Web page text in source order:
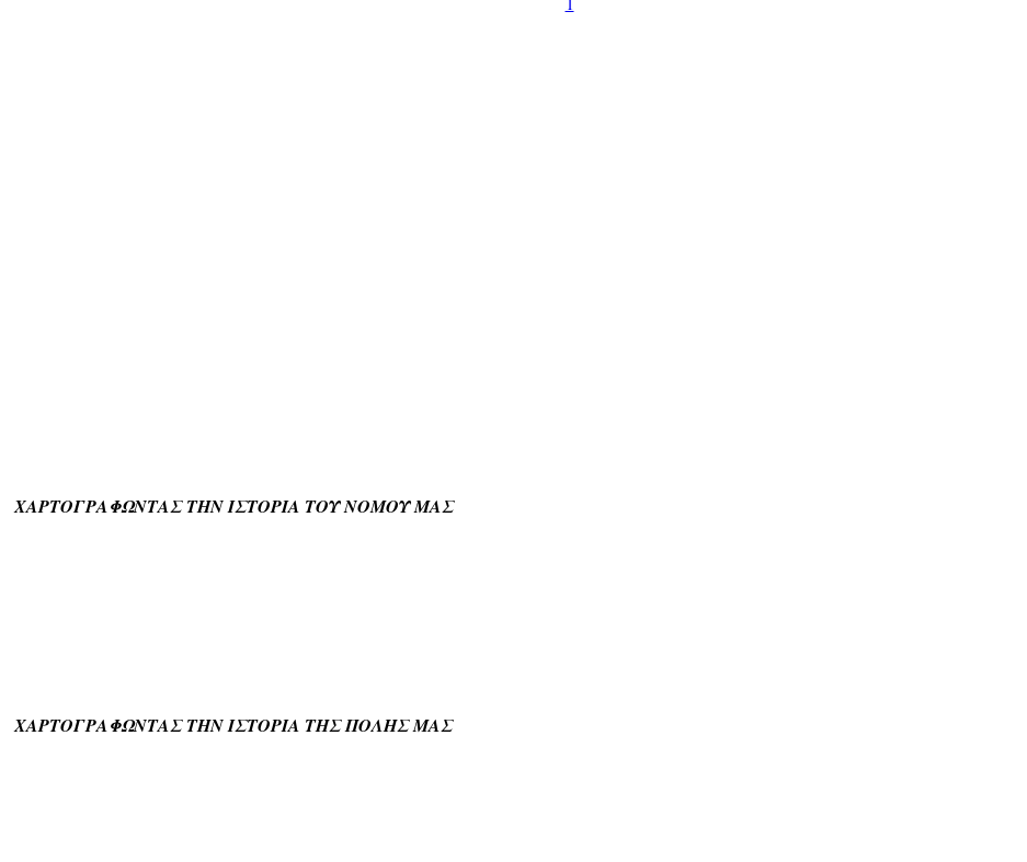
ΧΑΡΤΟΓΡΑΦΩΝΤΑΣ ΤΗΝ ΙΣΤΟΡΙΑ ΤΟΥ ΝΟΜΟΥ ΜΑΣ
ΧΑΡΤΟΓΡΑΦΩΝΤΑΣ ΤΗΝ ΙΣΤΟΡΙΑ ΤΗΣ ΠΟΛΗΣ ΜΑΣ